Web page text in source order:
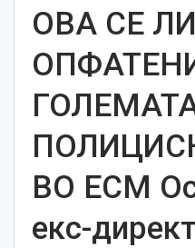
ОВА СЕ
ВО ЕСМ
екс-